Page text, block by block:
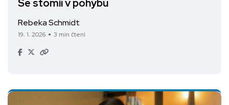
Se stomií v pohybu
Rebeka Schmidt
19. 1. 2026 3 min čtení